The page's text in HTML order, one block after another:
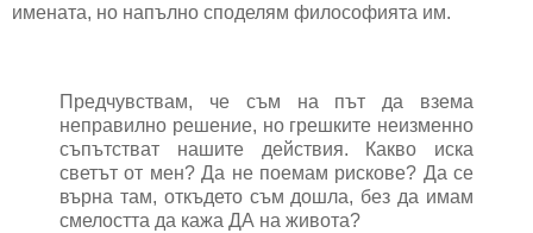
имената, но напълно споделям философията им.
Предчувствам, че съм на път да взема
неправилно решение, но грешките неизменно
съпътстват нашите действия. Какво иска
светът от мен? Да не поемам рискове? Да се
върна там, откъдето съм дошла, без да имам
смелостта да кажа ДА на живота?